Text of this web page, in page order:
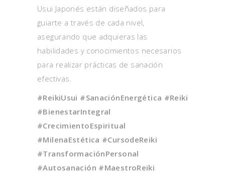
Usui Japonés están diseñados para
guiarte a través de cada nivel,
asegurando que adquieras las
habilidades y conocimientos necesarios
para realizar prácticas de sanación
efectivas.
#ReikiUsui #SanaciónEnergética #Reiki
#BienestarIntegral
#CrecimientoEspiritual
#MilenaEstética #CursodeReiki
#TransformaciónPersonal
#Autosanación #MaestroReiki